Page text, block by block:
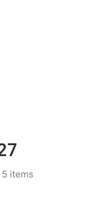
items